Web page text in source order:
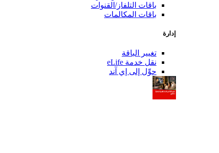
باقات التلفاز/القنوات
باقات المكالمات
تغيير الباقة
نقل خدمة eLife
حوِّل إلى إي آند